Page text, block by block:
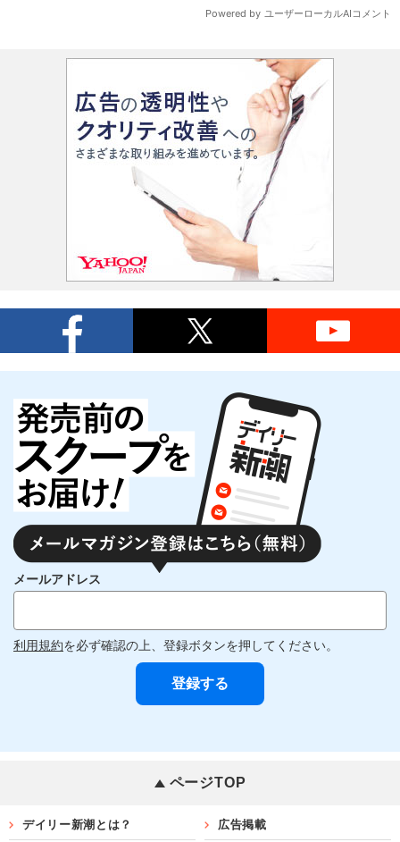
メールアドレス
利用規約を必ず確認の上、登録ボタンを押してください。
ページTOP
デイリー新潮とは？ 広告掲載